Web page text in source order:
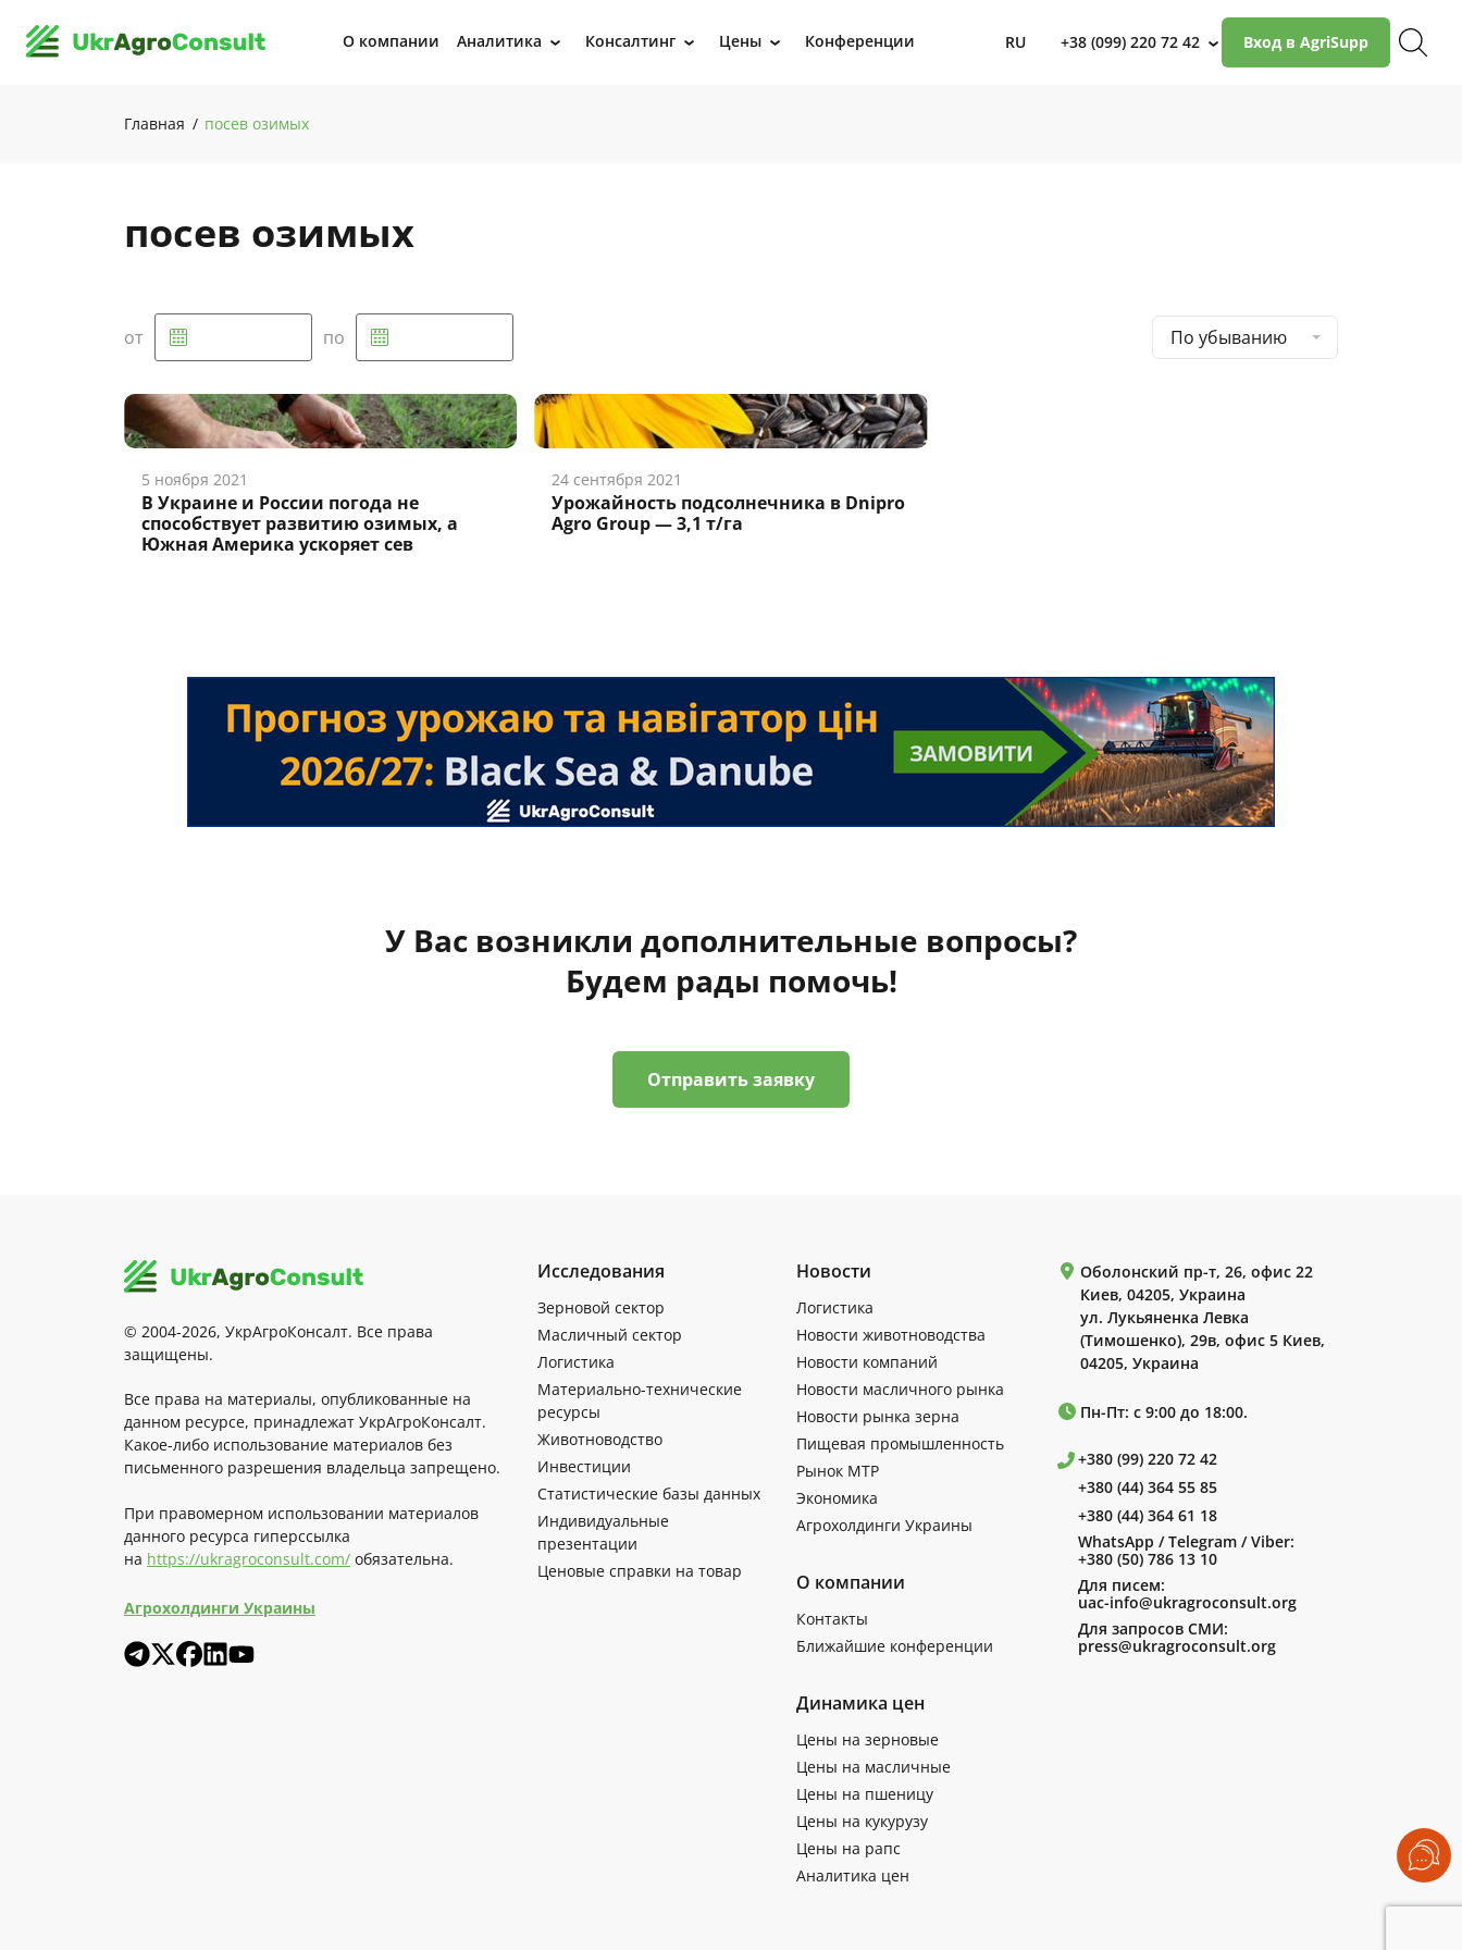
О компании Аналитика › Консалтинг › Цены › Конференции RU +38 (099) 220 72 42 › Вход в AgriSupp
Главная посев озимых
посев озимых
от по По убыванию
5 ноября 2021
В Украине и России погода не
способствует развитию озимых, а
Южная Америка ускоряет сев
24 сентября 2021
Урожайность подсолнечника в Dnipro
Agro Group — 3,1 т/га
У Вас возникли дополнительные вопросы?
Будем рады помочь!
Отправить заявку
© 2004-2026, УкрАгроКонсалт. Все права
защищены.
Все права на материалы, опубликованные на
данном ресурсе, принадлежат УкрАгроКонсалт.
Какое-либо использование материалов без
письменного разрешения владельца запрещено.
При правомерном использовании материалов
данного ресурса гиперссылка
на https://ukragroconsult.com/ обязательна.
Агрохолдинги Украины
Исследования
Зерновой сектор
Масличный сектор
Логистика
Материально-технические
ресурсы
Животноводство
Инвестиции
Статистические базы данных
Индивидуальные
презентации
Ценовые справки на товар
Новости
Логистика
Новости животноводства
Новости компаний
Новости масличного рынка
Новости рынка зерна
Пищевая промышленность
Рынок МТР
Экономика
Агрохолдинги Украины
О компании
Контакты
Ближайшие конференции
Динамика цен
Цены на зерновые
Цены на масличные
Цены на пшеницу
Цены на кукурузу
Цены на рапс
Аналитика цен
Оболонский пр-т, 26, офис 22
Киев, 04205, Украина
ул. Лукьяненка Левка
(Тимошенко), 29в, офис 5 Киев,
04205, Украина
Пн-Пт: с 9:00 до 18:00.
+380 (99) 220 72 42
+380 (44) 364 55 85
+380 (44) 364 61 18
WhatsApp / Telegram / Viber:
+380 (50) 786 13 10
Для писем:
uac-info@ukragroconsult.org
Для запросов СМИ:
press@ukragroconsult.org